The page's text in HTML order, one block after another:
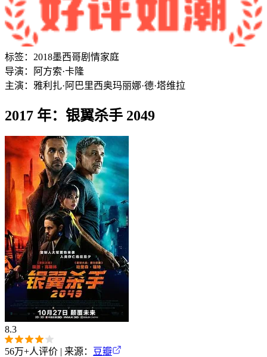
标签： 2018墨西哥剧情家庭
导演：
阿方索·卡隆
主演： 雅利扎·阿巴里西奥玛丽娜·德·塔维拉
2017 年：银翼杀手 2049
8.3
56万+人评价 | 来源： 豆瓣